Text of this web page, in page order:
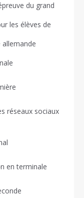
du grand
les élèves de
allemande
réseaux sociaux
en terminale